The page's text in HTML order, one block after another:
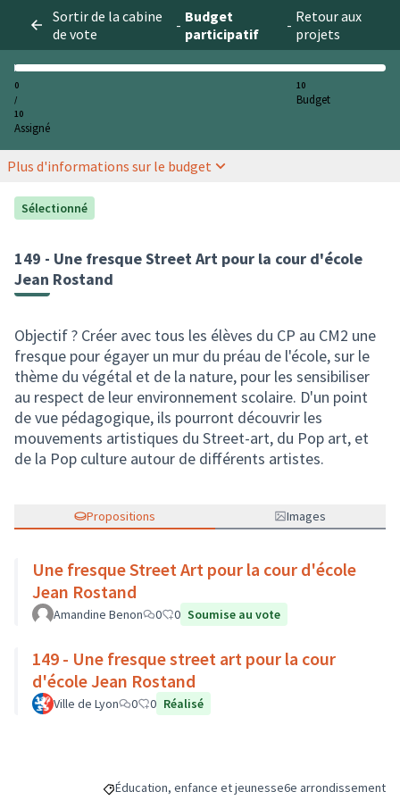
Sortir de la cabine
de vote
- Budget
participatif
- Retour aux
projets
0
/
10
Assigné
10
Budget
Plus d'informations sur le budget
Sélectionné
149 - Une fresque Street Art pour la cour d'école
Jean Rostand
Objectif ? Créer avec tous les élèves du CP au CM2 une
fresque pour égayer un mur du préau de l'école, sur le
thème du végétal et de la nature, pour les sensibiliser
au respect de leur environnement scolaire. D'un point
de vue pédagogique, ils pourront découvrir les
mouvements artistiques du Street-art, du Pop art, et
de la Pop culture autour de dif­férents artistes.
Propositions Images
Une fresque Street Art pour la cour d'école
Jean Rostand
Amandine Benon 0 0 Soumise au vote
149 - Une fresque street art pour la cour
d'école Jean Rostand
Ville de Lyon 0 0 Réalisé
Filtrer les résultats de la catégorie : Éducation,
Éducation, enfance et jeunesseFiltrer les résultats
6e arrondissement